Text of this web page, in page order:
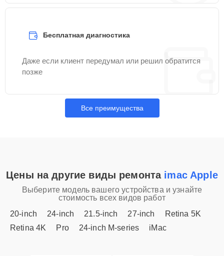
Бесплатная диагностика
Даже если клиент передумал или решил обратится
позже
Все преимущества
Цены на другие виды ремонта imac Apple
Выберите модель вашего устройства и узнайте
стоимость всех видов работ
20-inch
24-inch 21.5-inch 27-inch
Retina 5K
Retina 4K
Pro 24-inch M-series iMac